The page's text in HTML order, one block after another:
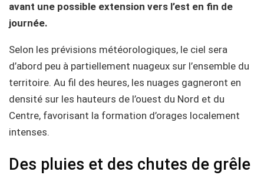
avant une possible extension vers l’est en fin de
journée.
Selon les prévisions météorologiques, le ciel sera
d’abord peu à partiellement nuageux sur l’ensemble du
territoire. Au fil des heures, les nuages gagneront en
densité sur les hauteurs de l’ouest du Nord et du
Centre, favorisant la formation d’orages localement
intenses.
Des pluies et des chutes de grêle